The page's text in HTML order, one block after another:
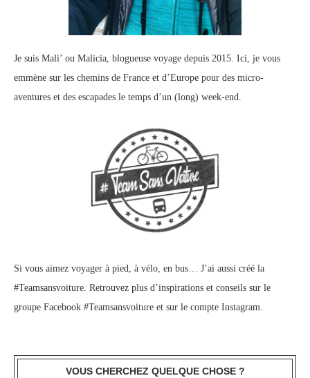
Je suis Mali’ ou Malicia, blogueuse voyage depuis 2015. Ici, je vous
emmène sur les chemins de France et d’Europe pour des micro-
aventures et des escapades le temps d’un (long) week-end.
Si vous aimez voyager à pied, à vélo, en bus… J’ai aussi créé la
#Teamsansvoiture. Retrouvez plus d’inspirations et conseils sur le
groupe Facebook #Teamsansvoiture et sur le compte Instagram.
VOUS CHERCHEZ QUELQUE CHOSE ?